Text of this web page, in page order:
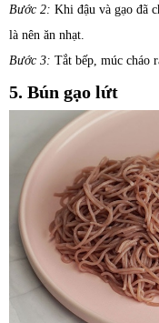
Bước 2: Khi đậu và gạo đã
là nên ăn nhạt.
Bước 3: Tắt bếp, múc cháo
5. Bún gạo lứt